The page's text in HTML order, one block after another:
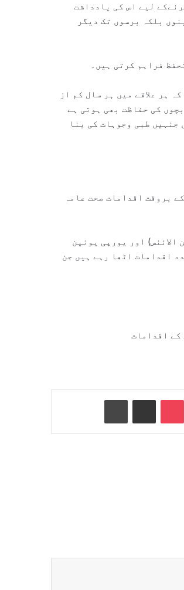
لیے اس کی یادداشت
بلکہ برسوں تک دیگر
ہر علاقے میں ہر سال کم از
بچوں کی حفاظت بھی ہوتی ہے
طبی وجوہات کی بنا
بروقت اقدامات صحت عامہ
الائنس) اور یورپی یونین
اقدامات اٹھا رہے ہیں جن
کے اقدامات
ای میل کے ذریعے شیئر کریں